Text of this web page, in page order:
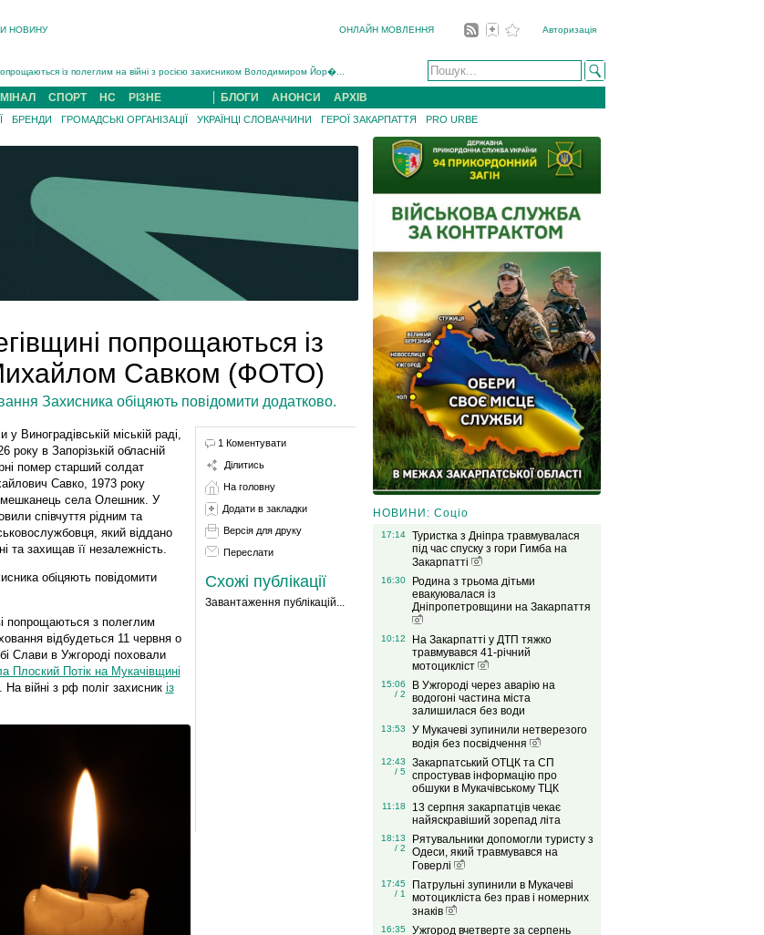
НОВИНУ ОНЛАЙН МОВЛЕННЯ Авторизація
із полеглим на війні з росією захисником Володимиром Йор�...
серпня попрощаються із захисником Богданом Югасом, який два роки �...
загибель захисника із Нанкова на Хустщині Юліана Гербея (ФОТО)[/gree...
поліг військовий з Виноградова Ігнат Роздяловський (ФОТО)...
ДТП за участі трьох авто постраждали 13 людей (ФОТО)...
ТЦК на Закарпатті судитимуть за обвинувачен...
СПОРТ НС РІЗНЕ БЛОГИ АНОНСИ АРХІВ
БРЕНДИ ГРОМАДСЬКІ ОРГАНІЗАЦІЇ УКРАЇНЦІ СЛОВАЧЧИНИ ГЕРОЇ ЗАКАРПАТТЯ PRO URBE
попрощаються із
Савком (ФОТО)
Захисника обіцяють повідомити додатково.
у Виноградівській міській раді,
року в Запорізькій обласній
помер старший солдат
Савко, 1973 року
села Олешник. У
співчуття рідним та
який віддано
та захищав її незалежність.
обіцяють повідомити
попрощаються з полеглим
відбудеться 11 червня о
Слави в Ужгороді поховали
Плоский Потік на Мукачівщині
війні з рф поліг захисник із
1 Коментувати
Ділитись
На головну
Додати в закладки
Версія для друку
Переслати
Схожі публікації
Завантаження публікацій...
НОВИНИ: Соціо
17:14
Туристка з Дніпра травмувалася
під час спуску з гори Гимба на
Закарпатті
16:30
Родина з трьома дітьми
евакуювалася із
Дніпропетровщини на Закарпаття
10:12
На Закарпатті у ДТП тяжко
травмувався 41-річний
мотоцикліст
15:06
/ 2
В Ужгороді через аварію на
водогоні частина міста
залишилася без води
13:53
У Мукачеві зупинили нетверезого
водія без посвідчення
12:43
/ 5
Закарпатський ОТЦК та СП
спростував інформацію про
обшуки в Мукачівському ТЦК
11:18
13 серпня закарпатців чекає
найяскравіший зорепад літа
18:13
/ 2
Рятувальники допомогли туристу з
Одеси, який травмувався на
Говерлі
17:45
/ 1
Патрульні зупинили в Мукачеві
мотоцикліста без прав і номерних
знаків
16:35
Ужгород вчетверте за серпень